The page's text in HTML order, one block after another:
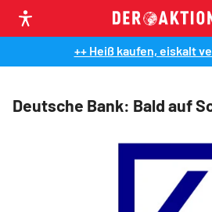
++ Heiß kaufen, eiskalt
Deutsche Bank: Bald auf